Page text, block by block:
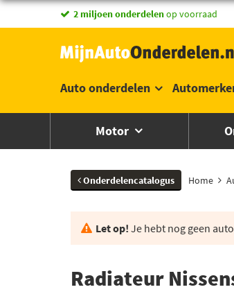
vandaag besteld,morgen in huis *
2 miljoen onderdelenop voorraad
Auto onderdelen
Motor
Onderdelencatalogus Home
Let op! Je hebt nog geen
Radiateur